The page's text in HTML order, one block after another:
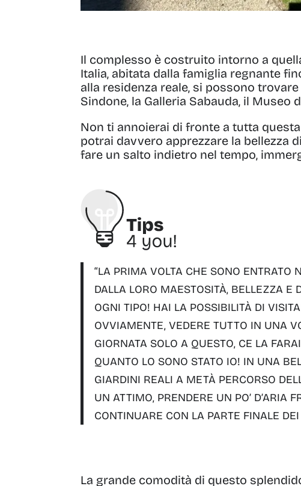
Il complesso è costruito intorno a
Italia, abitata dalla famiglia regnante
alla residenza reale, si possono trovare
Sindone, la Galleria Sabauda, il Museo
Non ti annoierai di fronte a tutta
potrai davvero apprezzare la bellezza
fare un salto indietro nel tempo,
“LA PRIMA VOLTA CHE SONO ENTRATO
DALLA LORO MAESTOSITÀ, BELLEZZA E
OGNI TIPO! HAI LA POSSIBILITÀ DI
OVVIAMENTE, VEDERE TUTTO IN UNA
GIORNATA SOLO A QUESTO, CE LA
QUANTO LO SONO STATO IO! IN UNA
GIARDINI REALI A METÀ PERCORSO
UN ATTIMO, PRENDERE UN PO’ D’ARIA
CONTINUARE CON LA PARTE FINALE
La grande comodità di questo